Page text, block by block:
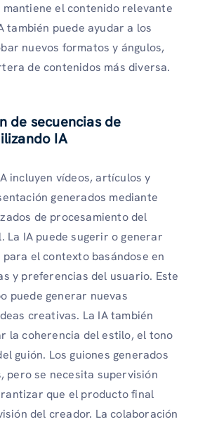
el contenido relevante
también puede ayudar a los
nuevos formatos y ángulos,
de contenidos más diversa.
de secuencias de
IA
incluyen vídeos, artículos y
generados mediante
de procesamiento del
La IA puede sugerir o generar
el contexto basándose en
y preferencias del usuario. Este
puede generar nuevas
creativas. La IA también
la coherencia del estilo, el tono
guión. Los guiones generados
pero se necesita supervisión
que el producto final
del creador. La colaboración